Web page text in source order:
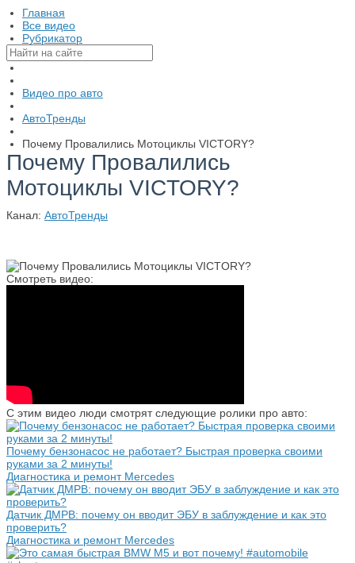
Главная
Все видео
Рубрикатор
Видео про авто
АвтоТренды
Почему Провалились Мотоциклы VICTORY?
Почему Провалились
Мотоциклы VICTORY?
Канал: АвтоТренды
Смотреть видео:
С этим видео люди смотрят следующие ролики про авто:
Почему бензонасос не работает? Быстрая проверка своими
руками за 2 минуты!
Диагностика и ремонт Mercedes
Датчик ДМРВ: почему он вводит ЭБУ в заблуждение и как это
проверить?
Диагностика и ремонт Mercedes